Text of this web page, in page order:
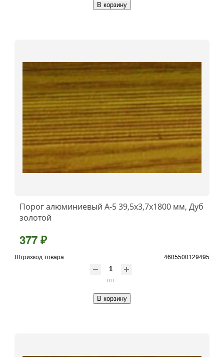
В корзину
Порог алюминиевый А-5 39,5х3,7x1800 мм, Дуб
золотой
377 ₽
Штрихкод товара 4605500129495
шт
В корзину